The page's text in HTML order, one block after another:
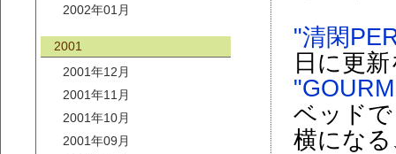
2002年01月
2001
2001年12月
2001年11月
2001年10月
2001年09月
"清閑
日に更
ベッド
横にな